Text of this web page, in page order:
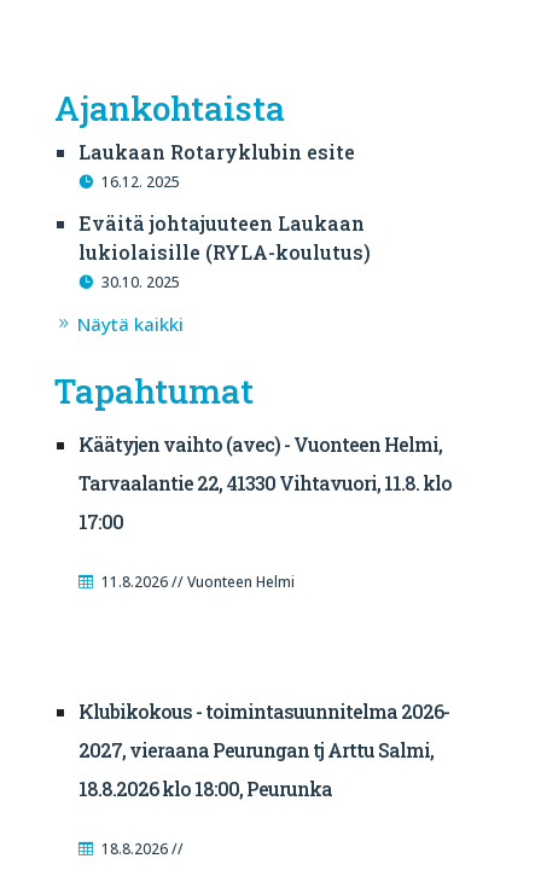
Ajankohtaista
Laukaan Rotaryklubin esite
16.12. 2025
Eväitä johtajuuteen Laukaan
lukiolaisille (RYLA-koulutus)
30.10. 2025
Näytä kaikki
Tapahtumat
Käätyjen vaihto (avec) - Vuonteen Helmi,
Tarvaalantie 22, 41330 Vihtavuori, 11.8. klo
17:00
11.8.2026 // Vuonteen Helmi
Klubikokous - toimintasuunnitelma 2026-
2027, vieraana Peurungan tj Arttu Salmi,
18.8.2026 klo 18:00, Peurunka
18.8.2026 //